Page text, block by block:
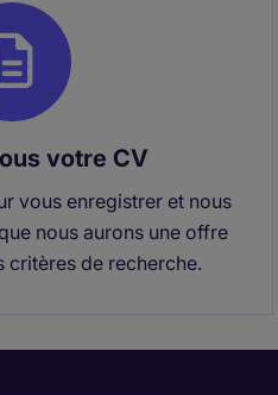
votre CV
vous enregistrer et nous
nous aurons une offre
critères de recherche.